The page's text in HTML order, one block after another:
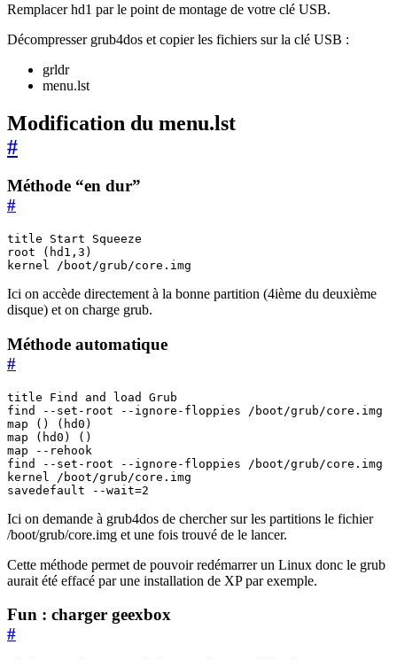
Remplacer hd1 par le point de montage de votre clé USB.
Décompresser grub4dos et copier les fichiers sur la clé USB :
grldr
menu.lst
Modification du menu.lst
#
Méthode “en dur”
#
title Start Squeeze
root (hd1,3)
Ici on accède directement à la bonne partition (4ième du deuxième
disque) et on charge grub.
Méthode automatique
#
title Find and load Grub
find --set-root --ignore-floppies /boot/grub/core.img
map () (hd0)
map (hd0) ()
map --rehook
find --set-root --ignore-floppies /boot/grub/core.img
kernel /boot/grub/core.img
Ici on demande à grub4dos de chercher sur les partitions le fichier
/boot/grub/core.img et une fois trouvé de le lancer.
Cette méthode permet de pouvoir redémarrer un Linux donc le grub
aurait été effacé par une installation de XP par exemple.
Fun : charger geexbox
#